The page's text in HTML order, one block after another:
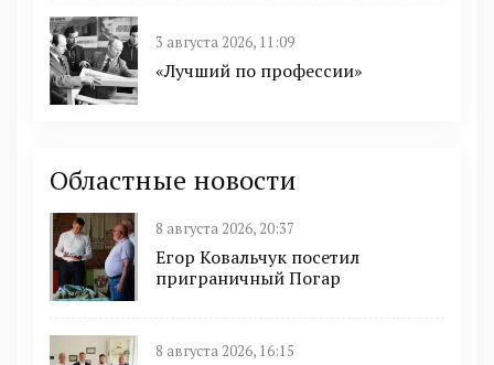
3 августа 2026, 11:09
«Лучший по профессии»
Областные новости
8 августа 2026, 20:37
Егор Ковальчук посетил
приграничный Погар
8 августа 2026, 16:15